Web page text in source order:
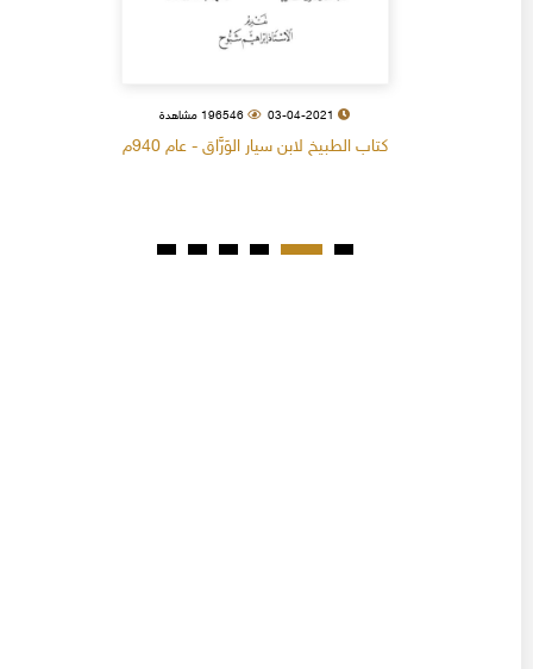
03-04-2021 196546 مشاهدة
كتاب الطبيخ لابن سيار الوَرَّاق - عام 940م